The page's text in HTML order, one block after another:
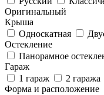
Оригинальный
Крыша
Односкатная
Остекление
Панорамное
Гараж
1 гараж
2 гаража
Форма и расположение